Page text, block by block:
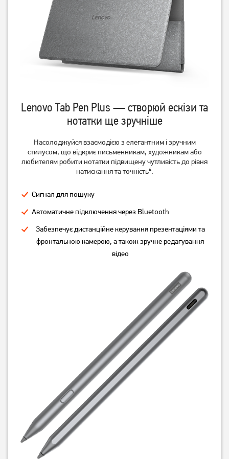
Lenovo Tab Pen Plus — створюй ескізи та
нотатки ще зручніше
Насолоджуйся взаємодією з елегантним і зручним
стилусом, що відкриє письменникам, художникам або
любителям робити нотатки підвищену чутливість до рівня
натискання та точність⁴.
Сигнал для пошуку
Автоматичне підключення через Bluetooth
Забезпечує дистанційне керування презентаціями та
фронтальною камерою, а також зручне редагування
відео